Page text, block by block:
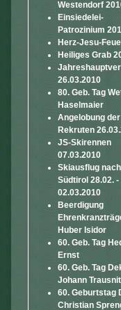
Westendorf
Einsiedelei-
Patrozinium
Herz-Jesu-
Heiliges Grab
26.03.2010
80. Geb. Tag
Haselmaier
Angelobung der
Rekruten
JS-Skirennen
07.03.2010
Skiausflug nach
Südtirol 28.02. -
02.03.2010
Beerdigung
Huber Isidor
60. Geb. Tag
Ernst
60. Geb. Tag
Johann
60. Geburtstag
Christian